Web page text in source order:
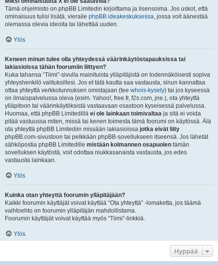
Tämä ohjelmisto on phpBB Limitedin kirjoittama ja lisensoima. Jos uskot, että
ominaisuus tulisi lisätä, vieraile phpBB ideakeskuksessa, jossa voit äänestää
olemassa olevia ideoita tai lähettää uuden.
Ylös
Keneen minun tulee olla yhteydessä väärinkäytöstapauksissa tai
lakiasioissa tähän foorumiin liittyen?
Kuka tahansa “Tiimi”-sivulla mainituista ylläpitäjistä on todennäköisesti sopiva
yhteyshenkilö valituksillesi. Jos et tätä kautta saa vastausta, sinun kannattaa
ottaa yhteyttä verkkotunnuksen omistajaan (tee whois-kysely) tai jos kyseessä
on ilmaispalvelussa oleva (esim. Yahoo!, free.fr, f2s.com, jne.), ota yhteyttä
ylläpitoon tai väärinkäytöksistä vastaavaan osastoon kyseisessä palvelussa.
Huomaa, että phpBB Limitedillä ei ole lainkaan toimivaltaa ja sitä ei voida
pitää vastuussa miten, missä tai kenen toimesta tämä foorumi on käytössä. Älä
ota yhteyttä phpBB Limitediin missään lakiasioissa jotka eivät liity
phpBB.com-sivustoon tai pelkkään phpBB-sovellukseen itseensä. Jos lähetät
sähköpostia phpBB Limitedille mistään kolmannen osapuolen tämän
sovelluksen käytöstä, voit odottaa niukkasanaista vastausta, jos edes
vastausta lainkaan.
Ylös
Kuinka otan yhteyttä foorumin ylläpitäjään?
Kaikki foorumin käyttäjät voivat käyttää “Ota yhteyttä” -lomaketta, jos täämä
vaihtoehto on foorumin ylläpitäjän mahdollistama.
Foorumin käyttäjät voivat käyttää myös “Tiimi”-linkkiä.
Ylös
Hyppää